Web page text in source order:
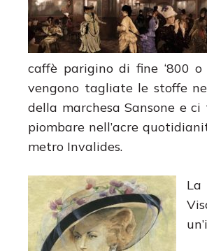
caffè parigino di fine ‘800
vengono tagliate le stoffe
della marchesa Sansone e
piombare nell’acre
metro Invalides.
La